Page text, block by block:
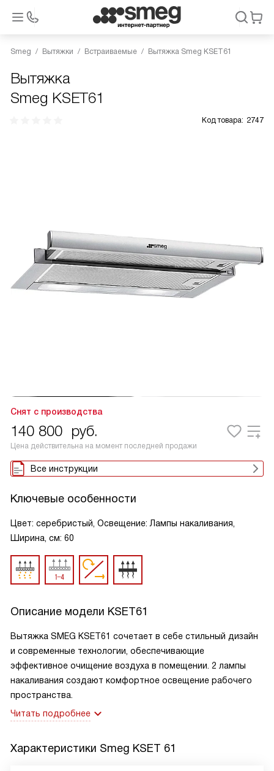
Smeg Вытяжки Встраиваемые Вытяжка Smeg KSET61
Вытяжка
Smeg KSET61
Код товара: 2747
Снят с производства
140 800 руб.
Цена действительна на момент последней продажи
Все инструкции
Ключевые особенности
Цвет: серебристый, Освещение: Лампы накаливания,
Ширина, см: 60
Описание модели KSET61
Вытяжка SMEG KSET61 сочетает в себе стильный дизайн
и современные технологии, обеспечивающие
эффективное очищение воздуха в помещении. 2 лампы
накаливания создают комфортное освещение рабочего
пространства.
Читать подробнее
Характеристики Smeg KSET 61